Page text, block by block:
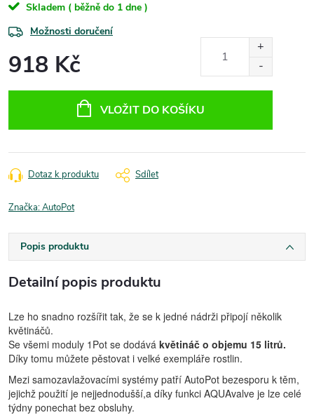
Skladem ( běžně do 1 dne )
Možnosti doručení
918 Kč
VLOŽIT DO KOŠÍKU
Dotaz k produktu Sdílet
Značka:AutoPot
Popis produktu
Detailní popis produktu
Lze ho snadno rozšířit tak, že se k jedné nádrži připojí několik
květináčů.
Se všemi moduly 1Pot se dodává květináč o objemu 15 litrů.
Díky tomu můžete pěstovat i velké exempláře rostlin.
Mezi samozavlažovacími systémy patří AutoPot bezesporu k těm,
jejichž použití je nejjednodušší,a díky funkci AQUAvalve je lze celé
týdny ponechat bez obsluhy.